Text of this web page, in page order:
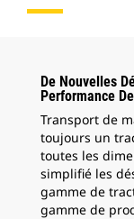
De Nouvelles
Performance
Transport de
toujours un
toutes les
simplifié les
gamme de
gamme de